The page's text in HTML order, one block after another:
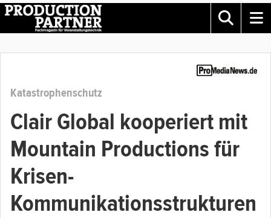
Katastrophenschutz
Clair Global kooperiert mit
Mountain Productions für
Krisen-
Kommunikationsstrukturen